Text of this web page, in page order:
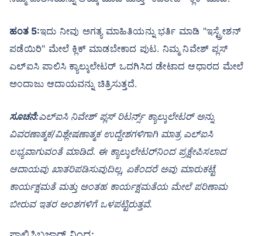
ಹಂತ 5:ಇದು ನೀವು ಅಗತ್ಯ ಮಾಹಿತಿಯನ್ನು ಭರ್ತಿ ಮಾಡಿ "ಇಸ್ಟ್ರೇಶನ್
ಪಡೆಯಿರಿ" ಮೇಲೆ ಕ್ಲಿಕ್ ಮಾಡಬೇಕಾದ ಪುಟ. ನಿಮ್ಮ ನಿವೇಶ್ ಪ್ಲಸ್
ಎಲ್ಐಸಿ ಪಾಲಿಸಿ ಕ್ಯಾಲ್ಕುಲೇಟರ್ ಒದಗಿಸಿದ ಡೇಟಾದ ಆಧಾರದ ಮೇಲೆ
ಅಂದಾಜು ಆದಾಯವನ್ನು ಚಿತ್ರಿಸುತ್ತದೆ.
ಸೂಚನೆ:ಎಲ್‌ಐಸಿ ನಿವೇಶ್ ಪ್ಲಸ್ ರಿಟರ್ನ್ಸ್ ಕ್ಯಾಲ್ಕುಲೇಟರ್ ಅನ್ನು
ವಿವರಣಾತ್ಮಕ/ವಿಶ್ಲೇಷಣಾತ್ಮಕ ಉದ್ದೇಶಗಳಿಗಾಗಿ ಮಾತ್ರ ಎಲ್‌ಐಸಿ
ಲಭ್ಯವಾಗುವಂತೆ ಮಾಡಿದೆ. ಈ ಕ್ಯಾಲ್ಕುಲೇಟರ್‌ನಿಂದ ಪ್ರಕ್ಷೇಪಿಸಲಾದ
ಆದಾಯವು ಖಾತರಿಪಡಿಸುವುದಿಲ್ಲ, ಏಕೆಂದರೆ ಅವು ಮಾರುಕಟ್ಟೆ
ಕಾರ್ಯಕ್ಷಮತೆ ಮತ್ತು ಅಂತಹ ಕಾರ್ಯಕ್ಷಮತೆಯ ಮೇಲೆ ಪರಿಣಾಮ
ಬೀರುವ ಇತರ ಅಂಶಗಳಿಗೆ ಒಳಪಟ್ಟಿರುತ್ತವೆ.